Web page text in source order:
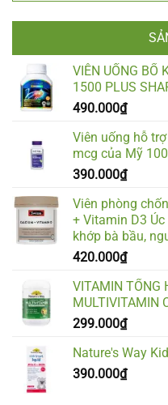
VIÊN UỐNG BỔ
1500 PLUS
490.000₫
Viên uống hỗ
mcg của Mỹ
390.000₫
Viên phòng
+ Vitamin D3
khớp bà bầu,
420.000₫
VITAMIN TỔNG
MULTIVITAMIN
299.000₫
Nature's Way
390.000₫